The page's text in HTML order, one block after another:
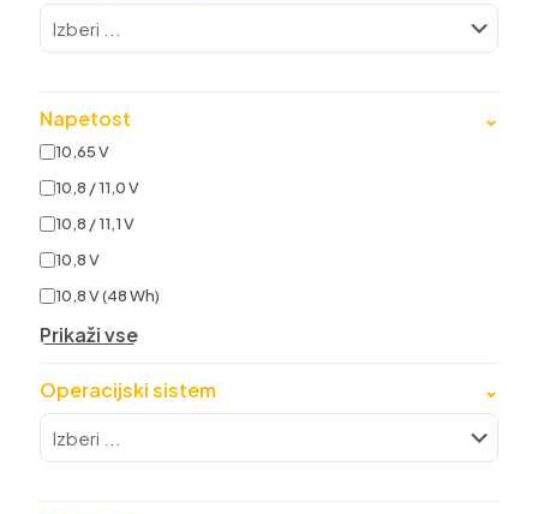
Napetost ⌄
10,65 V
10,8 / 11,0 V
10,8 / 11,1 V
10,8 V
10,8 V (48 Wh)
Prikaži vse
Operacijski sistem ⌄